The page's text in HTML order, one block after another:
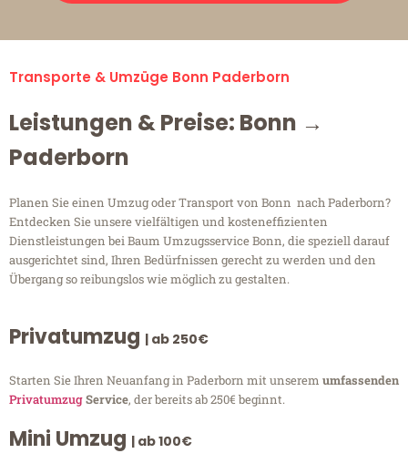
Transporte & Umzüge Bonn Paderborn
Leistungen & Preise: Bonn →
Paderborn
Planen Sie einen Umzug oder Transport von Bonn nach Paderborn?
Entdecken Sie unsere vielfältigen und kosteneffizienten
Dienstleistungen bei Baum Umzugsservice Bonn, die speziell darauf
ausgerichtet sind, Ihren Bedürfnissen gerecht zu werden und den
Übergang so reibungslos wie möglich zu gestalten.
Privatumzug | ab 250€
Starten Sie Ihren Neuanfang in Paderborn mit unserem umfassenden
PrivatumzugService, der bereits ab 250€ beginnt.
Mini Umzug | ab 100€